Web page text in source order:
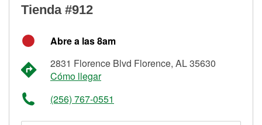
Tienda #912
Abre a las 8am
2831 Florence Blvd Florence, AL 35630
Cómo llegar
(256) 767-0551